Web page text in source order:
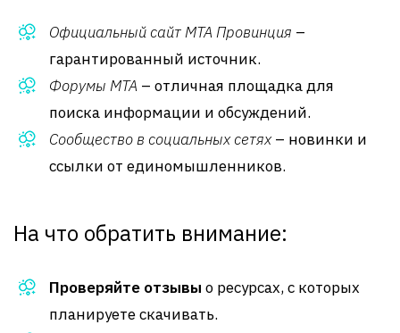
Официальный сайт MTA Провинция –
гарантированный источник.
Форумы MTA – отличная площадка для
поиска информации и обсуждений.
Сообщество в социальных сетях– новинки и
ссылки от единомышленников.
На что обратить внимание:
Проверяйте отзывы о ресурсах, с которых
планируете скачивать.